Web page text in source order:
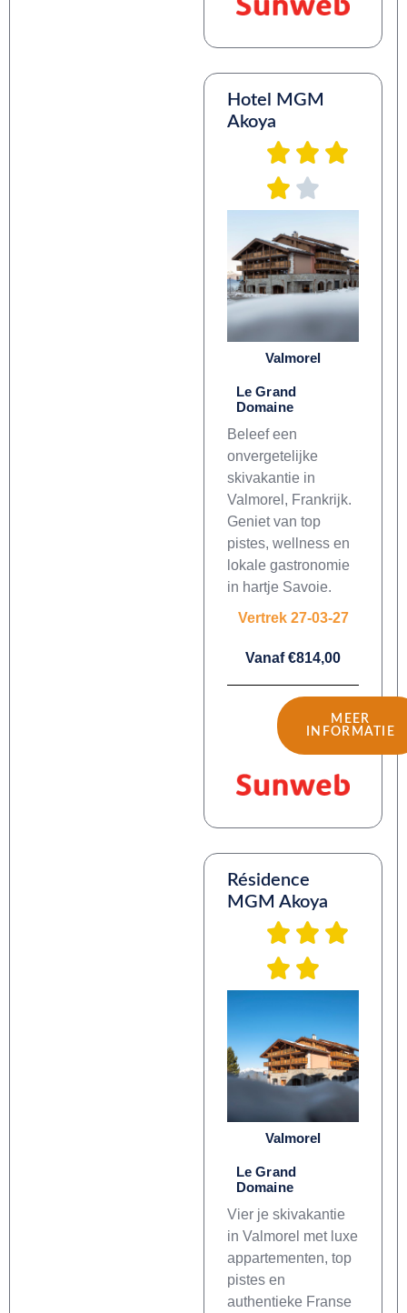
Hotel MGM
Akoya
Valmorel
Le Grand
Domaine
Beleef een
onvergetelijke
skivakantie in
Valmorel, Frankrijk.
Geniet van top
pistes, wellness en
lokale gastronomie
in hartje Savoie.
Vertrek 27-03-27
Vanaf €814,00
MEER
INFORMATIE
Résidence
MGM Akoya
Valmorel
Le Grand
Domaine
Vier je skivakantie
in Valmorel met luxe
appartementen, top
pistes en
authentieke Franse